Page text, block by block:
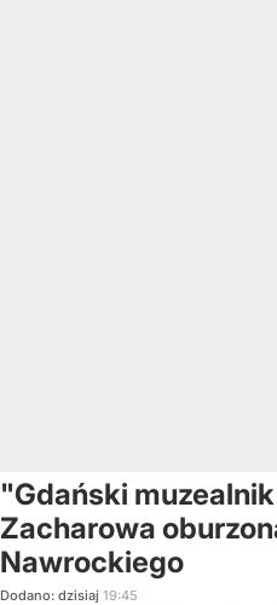
"Gdański
Zacharowa
Nawrockiego
Dodano: dzisiaj 19:45